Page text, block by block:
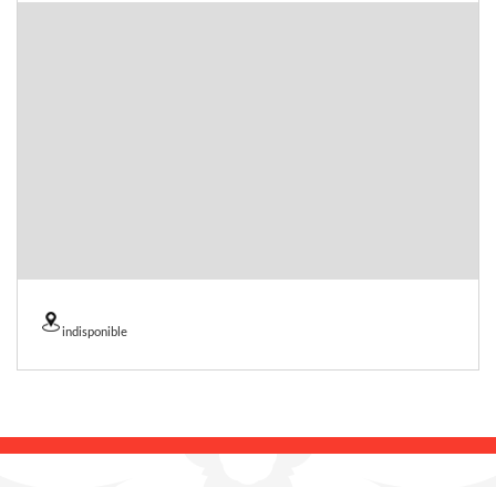
indisponible